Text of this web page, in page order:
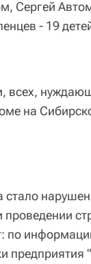
Сергей
- 19
всех,
на
проведении
по
предприятия